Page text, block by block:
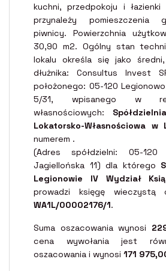
kuchni, przedpokoju i
przynależy pomieszczenia
piwnicy. Powierzchnia
30,90 m2. Ogólny stan
lokalu określa się jako
dłużnika: Consultus Invest
położonego: 05-120
5/31, wpisanego w
własnościowych:
Lokatorsko-Własnościowa w
numerem .
(Adres spółdzielni: 05-120
Jagiellońska 11) dla którego
Legionowie IV Wydział
prowadzi księgę wieczystą
WA1L/00002176/1.
Suma oszacowania wynosi
cena wywołania jest
oszacowania i wynosi 171